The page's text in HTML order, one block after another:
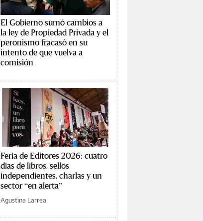
El Gobierno sumó cambios a
la ley de Propiedad Privada y el
peronismo fracasó en su
intento de que vuelva a
comisión
Feria de Editores 2026: cuatro
días de libros, sellos
independientes, charlas y un
sector “en alerta”
Agustina Larrea